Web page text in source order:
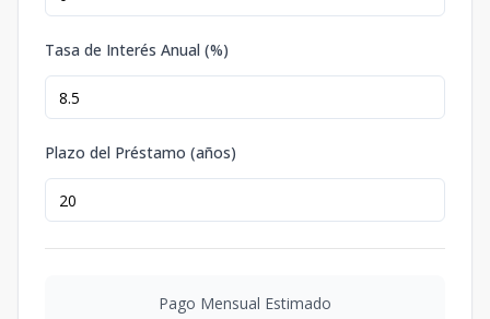
Tasa de Interés Anual (%)
Plazo del Préstamo (años)
Pago Mensual Estimado